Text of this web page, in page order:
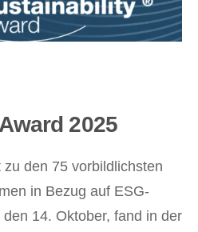
2025
den 75 vorbildlichsten
in Bezug auf ESG-
14. Oktober, fand in der